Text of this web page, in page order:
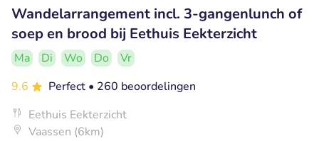
Wandelarrangement incl. 3-gangenlunch of
soep en brood bij Eethuis Eekterzicht
Ma Di Wo Do
Vr
9.6
Perfect • 260 beoordelingen
Eethuis Eekterzicht
Vaassen (6km)